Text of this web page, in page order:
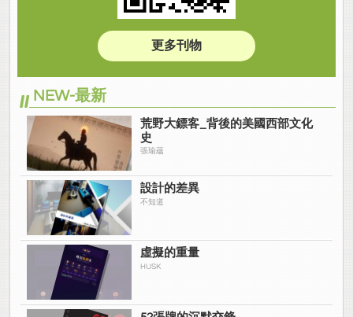
更多刊物
NEW-最新
荒野大鏢客_背後的美國西部文化
史
張瑜蘊
設計的差異
不知道
虛擬的重量
HUSK